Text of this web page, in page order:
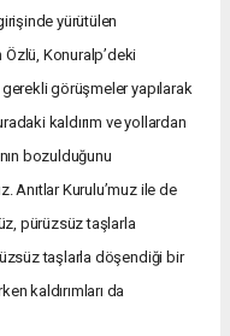
yürütülen
Özlü, Konuralp’deki
görüşmeler yapılarak
kaldırım ve yollardan
bozulduğunu
Anıtlar Kurulu’muz ile de
pürüzsüz taşlarla
taşlarla döşendiği bir
kaldırımları da